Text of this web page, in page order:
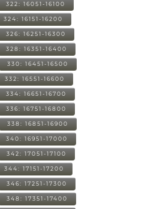
322: 16051-16100
324: 16151-16200
326: 16251-16300
328: 16351-16400
330: 16451-16500
332: 16551-16600
334: 16651-16700
336: 16751-16800
338: 16851-16900
340: 16951-17000
342: 17051-17100
344: 17151-17200
346: 17251-17300
348: 17351-17400